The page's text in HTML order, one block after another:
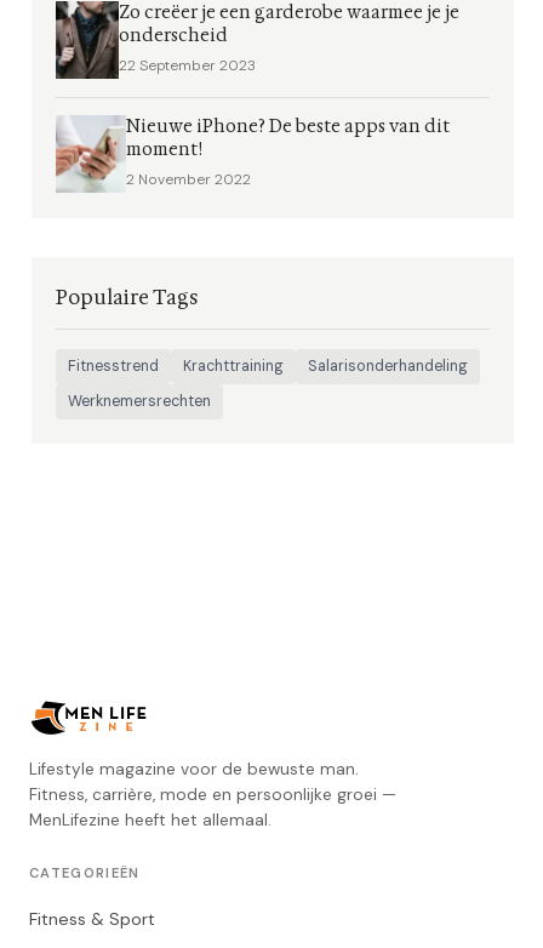
Zo creëer je een garderobe waarmee je je
onderscheid
22 September 2023
Nieuwe iPhone? De beste apps van dit
moment!
2 November 2022
Populaire Tags
Fitnesstrend Krachttraining
Salarisonderhandeling
Werknemersrechten
Lifestyle magazine voor de bewuste man.
Fitness, carrière, mode en persoonlijke groei —
MenLifezine heeft het allemaal.
CATEGORIEËN
Fitness & Sport